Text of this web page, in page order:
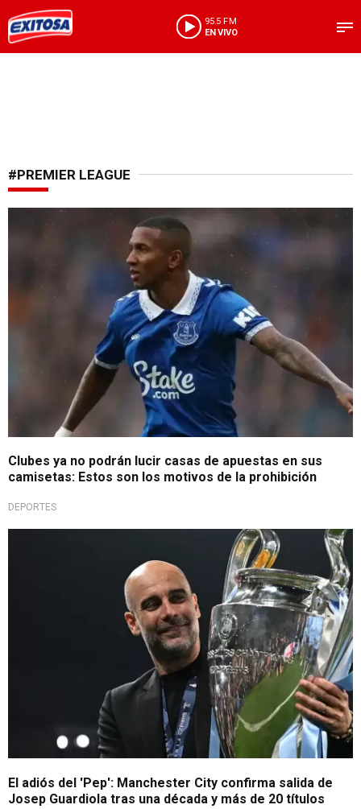
95.5 FM
EN VIVO
#PREMIER LEAGUE
Clubes ya no podrán lucir casas de apuestas en sus
camisetas: Estos son los motivos de la prohibición
DEPORTES
El adiós del 'Pep': Manchester City confirma salida de
Josep Guardiola tras una década y más de 20 títulos